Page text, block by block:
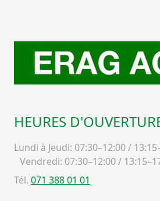
HEURES
Lundi à Jeudi: 07:30–12:00 /
Vendredi: 07:30–12:00 /
Tél. 071 388 01 01